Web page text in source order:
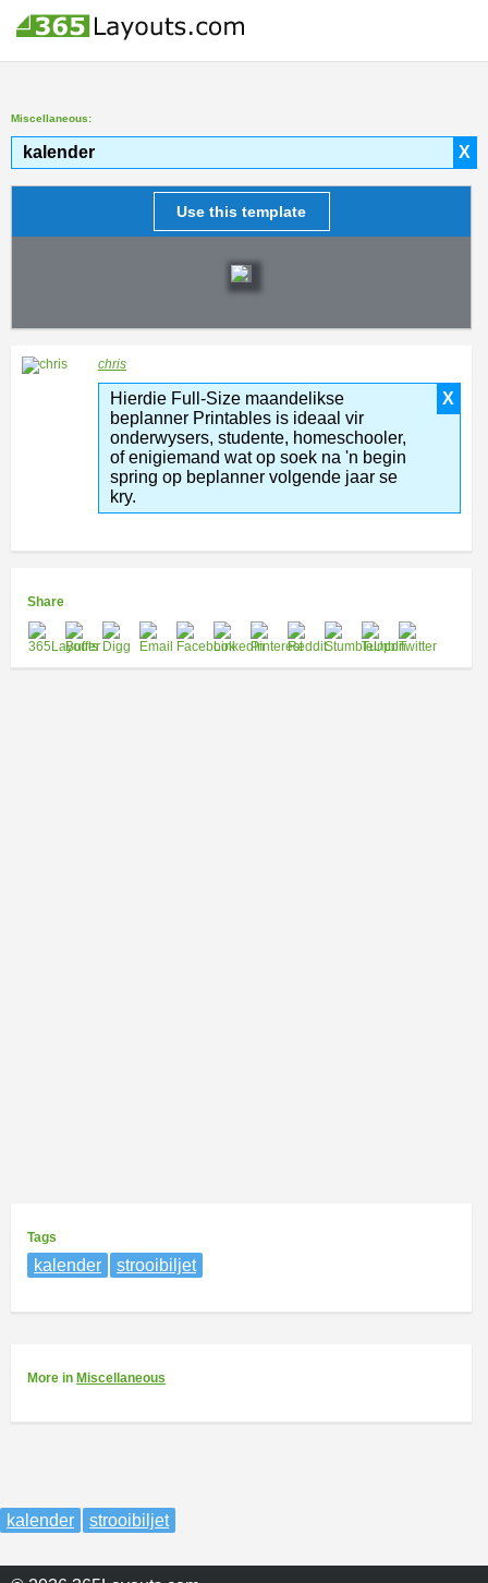
Miscellaneous:
X
kalender
Use this template
chris
X
Hierdie Full-Size maandelikse
beplanner Printables is ideaal vir
onderwysers, studente, homeschooler,
of enigiemand wat op soek na 'n begin
spring op beplanner volgende jaar se
kry.
Share
Tags
kalender strooibiljet
More in Miscellaneous
kalender strooibiljet